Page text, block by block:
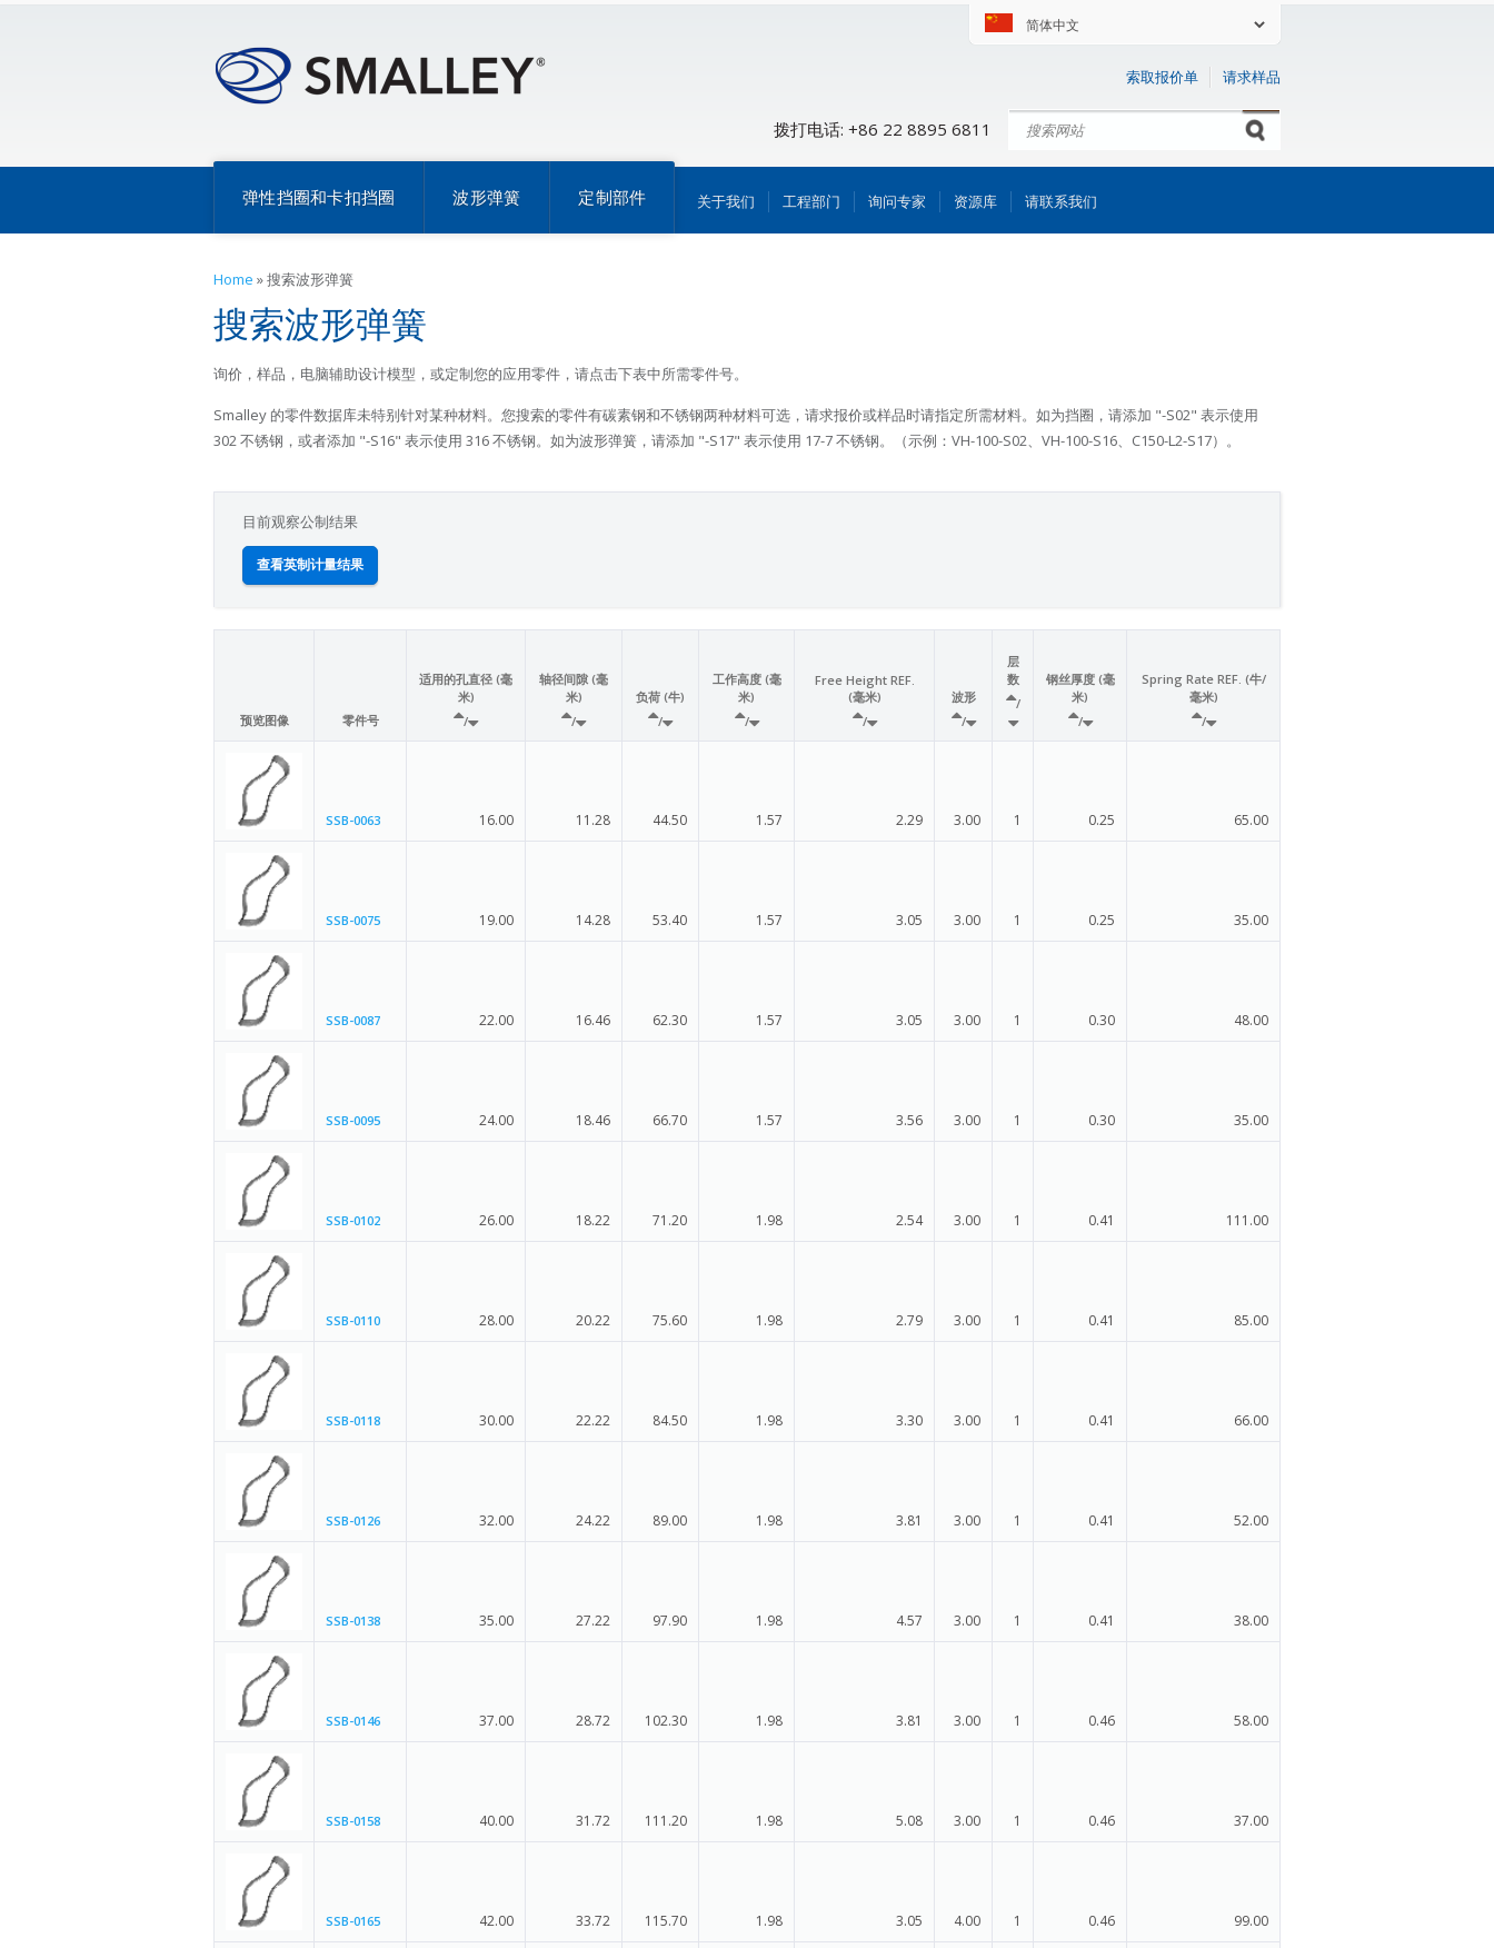
索取报价单 请求样品
拨打电话: +86 22 8895 6811 Search form
搜索
弹性挡圈和卡扣挡圈 波形弹簧 定制部件 关于我们 工程部门 询问专家 资源库 请联系我们
Home »搜索波形弹簧
搜索波形弹簧
询价，样品，电脑辅助设计模型，或定制您的应用零件，请点击下表中所需零件号。
Smalley 的零件数据库未特别针对某种材料。您搜索的零件有碳素钢和不锈钢两种材料可选，请求报价或样品时请指定所需材料。如为挡圈，请添加 "-S02" 表示使用
302 不锈钢，或者添加 "-S16" 表示使用 316 不锈钢。如为波形弹簧，请添加 "-S17" 表示使用 17-7 不锈钢。（示例：VH-100-S02、VH-100-S16、C150-L2-S17）。
目前观察公制结果
查看英制计量结果
预览图像 零件号
适用的孔直径 (毫
米)
/
轴径间隙 (毫
米)
/
负荷 (牛)
/
工作高度 (毫
米)
/
Free Height REF.
(毫米)
/
波形
/
层
数
/
钢丝厚度 (毫
米)
/
Spring Rate REF. (牛/
毫米)
/
SSB-0063 16.00 11.28 44.50 1.57 2.29 3.00 1 0.25 65.00
SSB-0075 19.00 14.28 53.40 1.57 3.05 3.00 1 0.25 35.00
SSB-0087 22.00 16.46 62.30 1.57 3.05 3.00 1 0.30 48.00
SSB-0095 24.00 18.46 66.70 1.57 3.56 3.00 1 0.30 35.00
SSB-0102 26.00 18.22 71.20 1.98 2.54 3.00 1 0.41 111.00
SSB-0110 28.00 20.22 75.60 1.98 2.79 3.00 1 0.41 85.00
SSB-0118 30.00 22.22 84.50 1.98 3.30 3.00 1 0.41 66.00
SSB-0126 32.00 24.22 89.00 1.98 3.81 3.00 1 0.41 52.00
SSB-0138 35.00 27.22 97.90 1.98 4.57 3.00 1 0.41 38.00
SSB-0146 37.00 28.72 102.30 1.98 3.81 3.00 1 0.46 58.00
SSB-0158 40.00 31.72 111.20 1.98 5.08 3.00 1 0.46 37.00
SSB-0165 42.00 33.72 115.70 1.98 3.05 4.00 1 0.46 99.00